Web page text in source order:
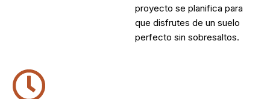
proyecto se planifica para
que disfrutes de un suelo
perfecto sin sobresaltos.